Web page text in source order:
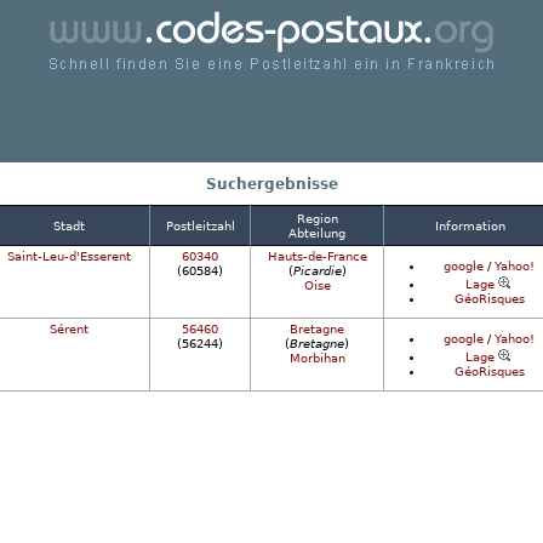
finden Sie eine Postleitzahl ein in
Suchergebnisse
Stadt Postleitzahl
Region
Abteilung
Information
Saint-Leu-d'Esserent
60340
(60584)
Hauts-de-France
(Picardie)
Oise
google /Yahoo!
Lage
GéoRisques
Sérent
56460
(56244)
Bretagne
(Bretagne)
Morbihan
google /Yahoo!
Lage
GéoRisques